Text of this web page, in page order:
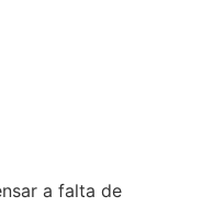
a falta de